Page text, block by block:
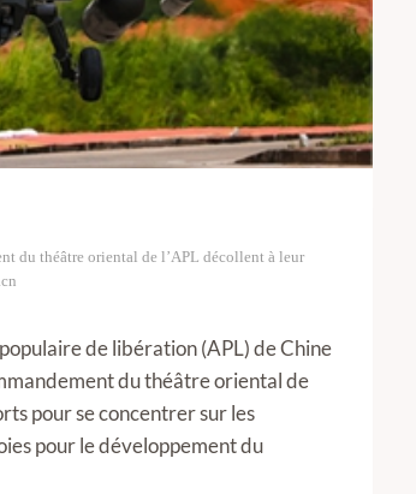
du théâtre oriental de l’APL décollent à leur
de libération (APL) de Chine
du théâtre oriental de
pour se concentrer sur les
pour le développement du